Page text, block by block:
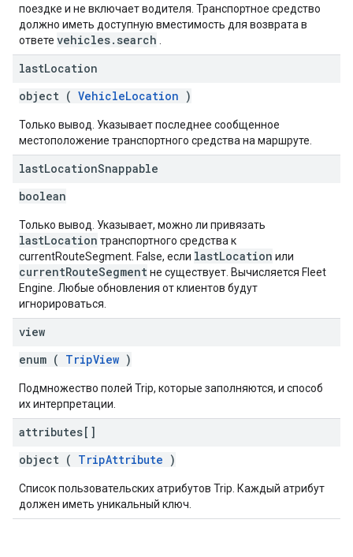
поездке и не включает водителя. Транспортное средство
должно иметь доступную вместимость для возврата в
ответе vehicles.search
lastLocation
object ( VehicleLocation )
Только вывод. Указывает последнее сообщенное
местоположение транспортного средства на маршруте.
lastLocationSnappable
boolean
Только вывод. Указывает, можно ли привязать
lastLocation транспортного средства к
currentRouteSegment. False, если lastLocation или
currentRouteSegmentне существует. Вычисляется Fleet
Engine. Любые обновления от клиентов будут
игнорироваться.
view
enum ( TripView )
Подмножество полей Trip, которые заполняются, и способ
их интерпретации.
attributes[]
object ( TripAttribute )
Список пользовательских атрибутов Trip. Каждый атрибут
должен иметь уникальный ключ.